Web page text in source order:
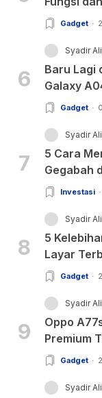
Gadget
6
Syadir Ali
Baru Lagi
Galaxy
Gadget
7
Syadir Ali
5 Cara
Gegabah
Investasi
8
Syadir Ali
5
Layar
Gadget
9
Syadir Ali
Oppo
Premium
Gadget
Syadir Ali